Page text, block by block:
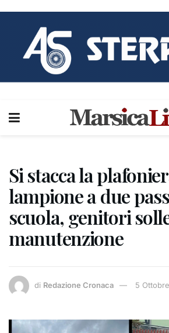
Si stacca la
lampione a due
scuola, genitori
manutenzione
di Redazione Cronaca 5